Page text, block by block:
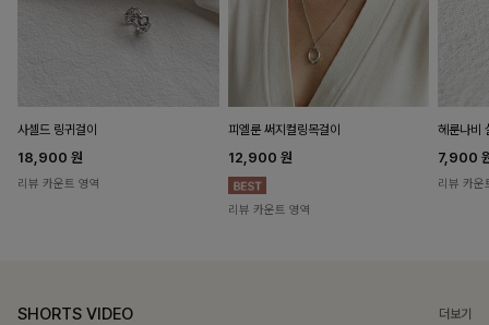
사셀드 링귀걸이
18,900 원
리뷰 카운트 영역
피엘룬 써지컬링목걸이
12,900 원
리뷰 카운트 영역
헤룬나비
7,900
리뷰 카운
SHORTS VIDEO 더보기